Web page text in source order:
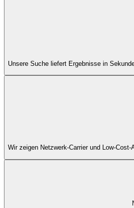
Unsere Suche liefert Ergebnisse in
Wir zeigen Netzwerk-Carrier und Low-